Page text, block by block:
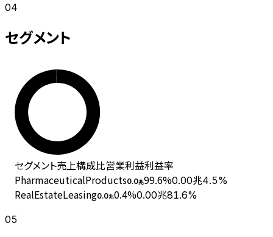
04
セグメント
セグメント売上構成比営業利益利益率
PharmaceuticalProducts0.0兆99.6%0.00兆4.5%
RealEstateLeasing0.0兆0.4%0.00兆81.6%
05